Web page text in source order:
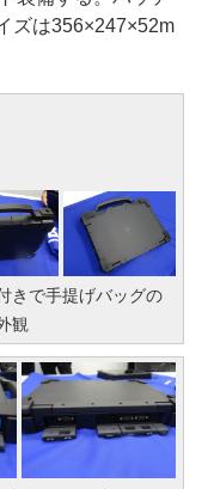
ズは356×247×52m
きで手提げバッグの
観